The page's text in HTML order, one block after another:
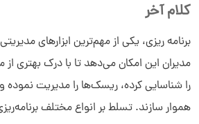
کلام آخر
برنامه ریزی، یکی از مهم‌ترین ابزارهای
مدیران این امکان می‌دهد تا با درک بهتری
را شناسایی کرده، ریسک‌ها را مدیریت
هموار سازند. تسلط بر انواع مختلف